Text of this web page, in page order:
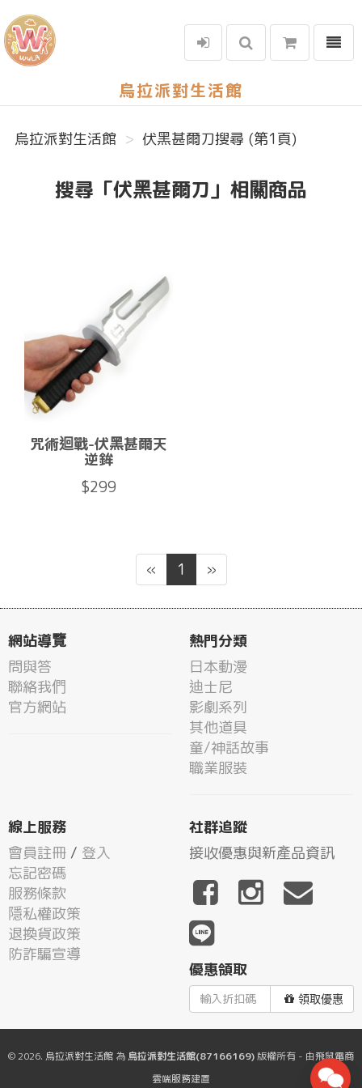
烏拉派對生活館
選單
烏拉派對生活館 伏黑甚爾刀搜尋 (第1頁)
搜尋「伏黑甚爾刀」相關商品
咒術迴戰-伏黑甚爾天
逆鉾
$299
« 1 »
網站導覽
問與答
聯絡我們
官方網站
熱門分類
日本動漫
迪士尼
影劇系列
其他道具
童/神話故事
職業服裝
線上服務
會員註冊 / 登入
忘記密碼
服務條款
隱私權政策
退換貨政策
防詐騙宣導
社群追蹤
接收優惠與新產品資訊
優惠領取
領取優惠
© 2026. 烏拉派對生活館 為 烏拉派對生活館(87166169)版權所有 - 由飛鼠電商
雲端服務建置